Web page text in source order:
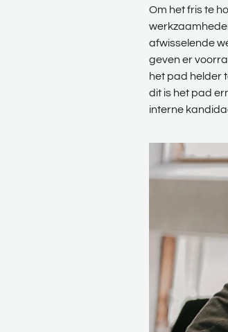
Om het fris te
afwisselende
geven er
het pad helder
dit is het pad
interne